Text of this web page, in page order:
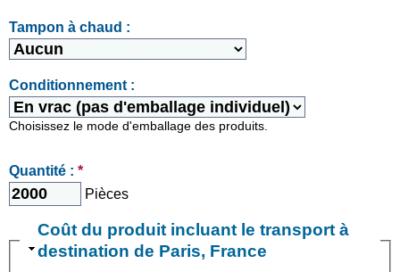
Tampon à chaud :
Conditionnement :
Choisissez le mode d'emballage des produits.
Quantité : *
Pièces
Coût du produit incluant le transport à
destination de Paris, France